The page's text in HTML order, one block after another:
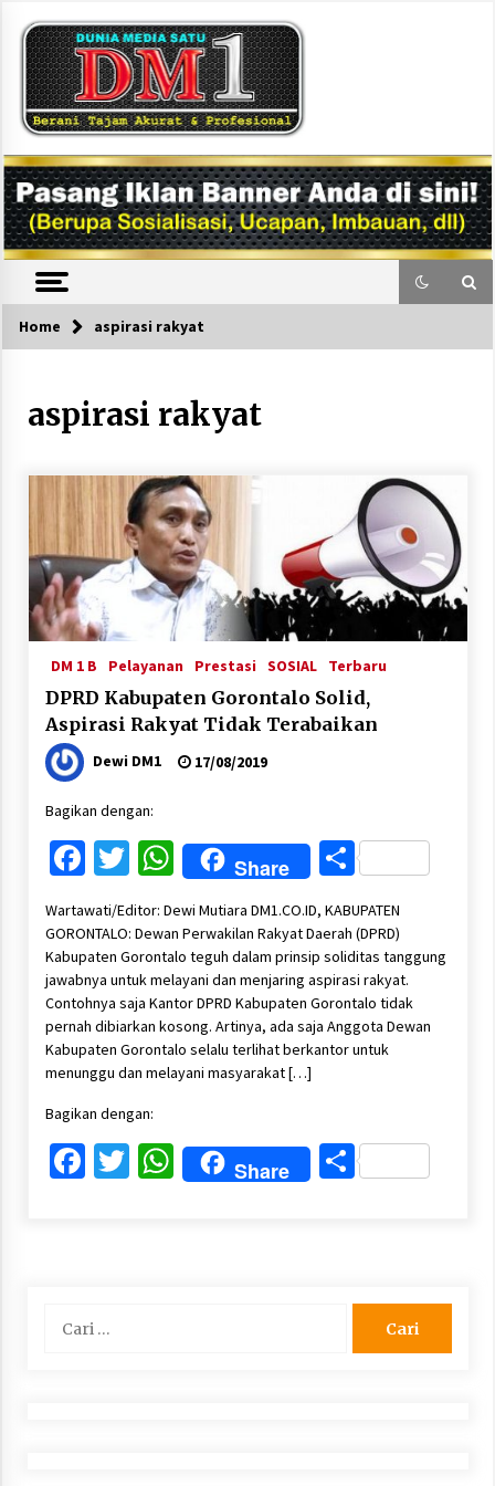
content
DM1
Home aspirasi rakyat
aspirasi rakyat
DM 1 B Pelayanan Prestasi SOSIAL Terbaru
DPRD Kabupaten Gorontalo Solid,
Aspirasi Rakyat Tidak Terabaikan
Dewi DM1 17/08/2019
Bagikan dengan:
Facebook
Twitter
WhatsApp
Share Share
Wartawati/Editor: Dewi Mutiara DM1.CO.ID, KABUPATEN
GORONTALO: Dewan Perwakilan Rakyat Daerah (DPRD)
Kabupaten Gorontalo teguh dalam prinsip soliditas tanggung
jawabnya untuk melayani dan menjaring aspirasi rakyat.
Contohnya saja Kantor DPRD Kabupaten Gorontalo tidak
pernah dibiarkan kosong. Artinya, ada saja Anggota Dewan
Kabupaten Gorontalo selalu terlihat berkantor untuk
menunggu dan melayani masyarakat […]
Bagikan dengan:
Facebook
Twitter
WhatsApp
Share Share
untuk: